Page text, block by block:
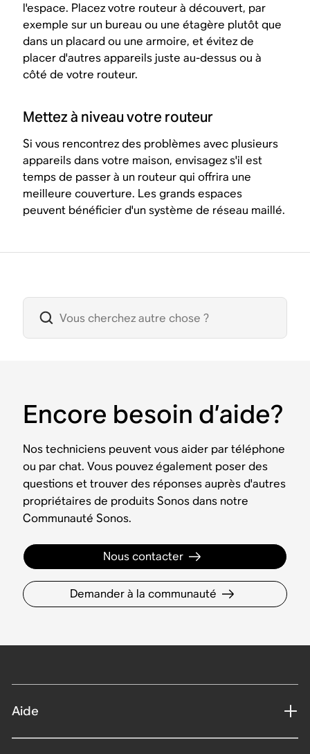
l'espace. Placez votre routeur à découvert, par
exemple sur un bureau ou une étagère plutôt que
dans un placard ou une armoire, et évitez de
placer d'autres appareils juste au-dessus ou à
côté de votre routeur.
Mettez à niveau votre routeur
Si vous rencontrez des problèmes avec plusieurs
appareils dans votre maison, envisagez s'il est
temps de passer à un routeur qui offrira une
meilleure couverture. Les grands espaces
peuvent bénéficier d'un système de réseau maillé.
Encore besoin d’aide?
Nos techniciens peuvent vous aider par téléphone
ou par chat. Vous pouvez également poser des
questions et trouver des réponses auprès d'autres
propriétaires de produits Sonos dans notre
Communauté Sonos.
Nous contacter
Demander à la communauté
Aide